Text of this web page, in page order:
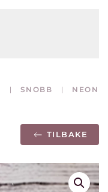
SNOBB
NEON
TILBAKE